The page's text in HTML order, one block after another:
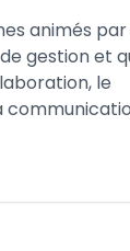
animés
gestion et
le